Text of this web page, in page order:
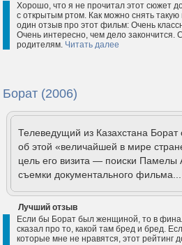
Хорошо, что я не прочитал этот сюжет
с открытым ртом. Как можно снять
один отзыв про этот фильм: Очень
Очень интересно, чем дело
родителям. Читать далее
Борат (2006)
Телеведущий из Казахстана
об этой «величайшей в мире
цель его визита — поиски Памелы
съемки документального фильма...
Лучший отзыв
Если бы Борат был женщиной, то в
сказал про то, какой там бред и бред.
которые мне не нравятся, этот рейтинг